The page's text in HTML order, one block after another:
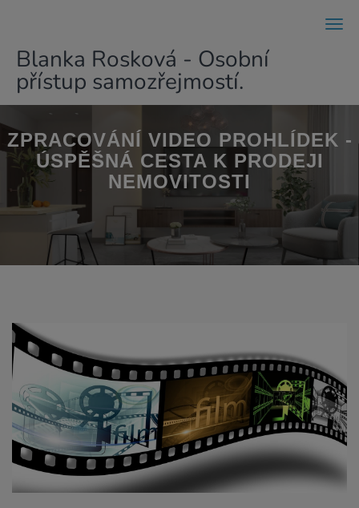
Blanka Rosková - Osobní
přístup samozřejmostí.
ZPRACOVÁNÍ VIDEO PROHLÍDEK -
ÚSPĚŠNÁ CESTA K PRODEJI
NEMOVITOSTI